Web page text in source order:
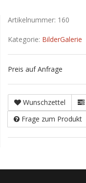
Artikelnummer: 160
Kategorie: BilderGalerie
Preis auf Anfrage
Wunschzettel
Frage zum Produkt